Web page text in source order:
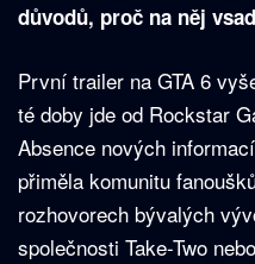
důvodů, proč na něj
První trailer na GTA 6
té doby jde od Rockstar
Absence nových
přiměla komunitu
rozhovorech bývalých
společnosti Take-Two